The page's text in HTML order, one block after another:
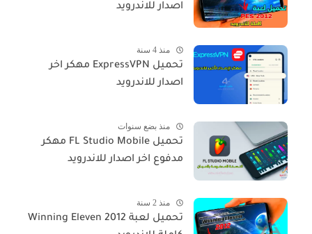
اصدار للاندرويد
منذ 4 سنة
تحميل ExpressVPN مهكر اخر
اصدار للاندرويد
منذ بضع سنوات
تحميل FL Studio Mobile مهكر
مدفوع اخر اصدار للاندرويد
منذ 2 سنة
تحميل لعبة Winning Eleven 2012